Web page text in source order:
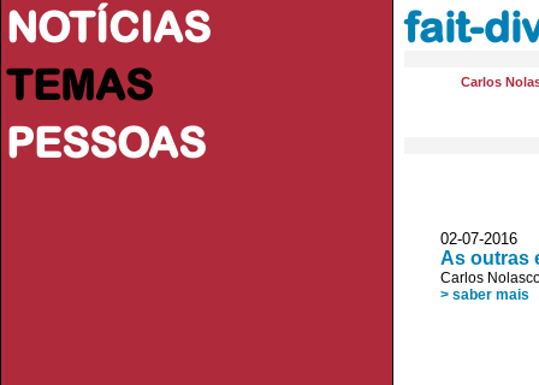
NOTÍCIAS
TEMAS
PESSOAS
fait-
Carlos
02-07-
As outras
Carlos
> saber mais